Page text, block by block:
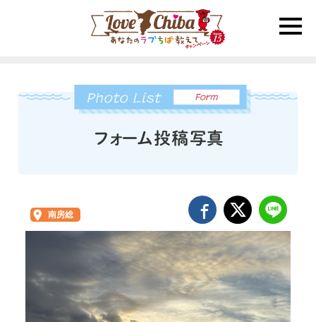
toggle
南房総